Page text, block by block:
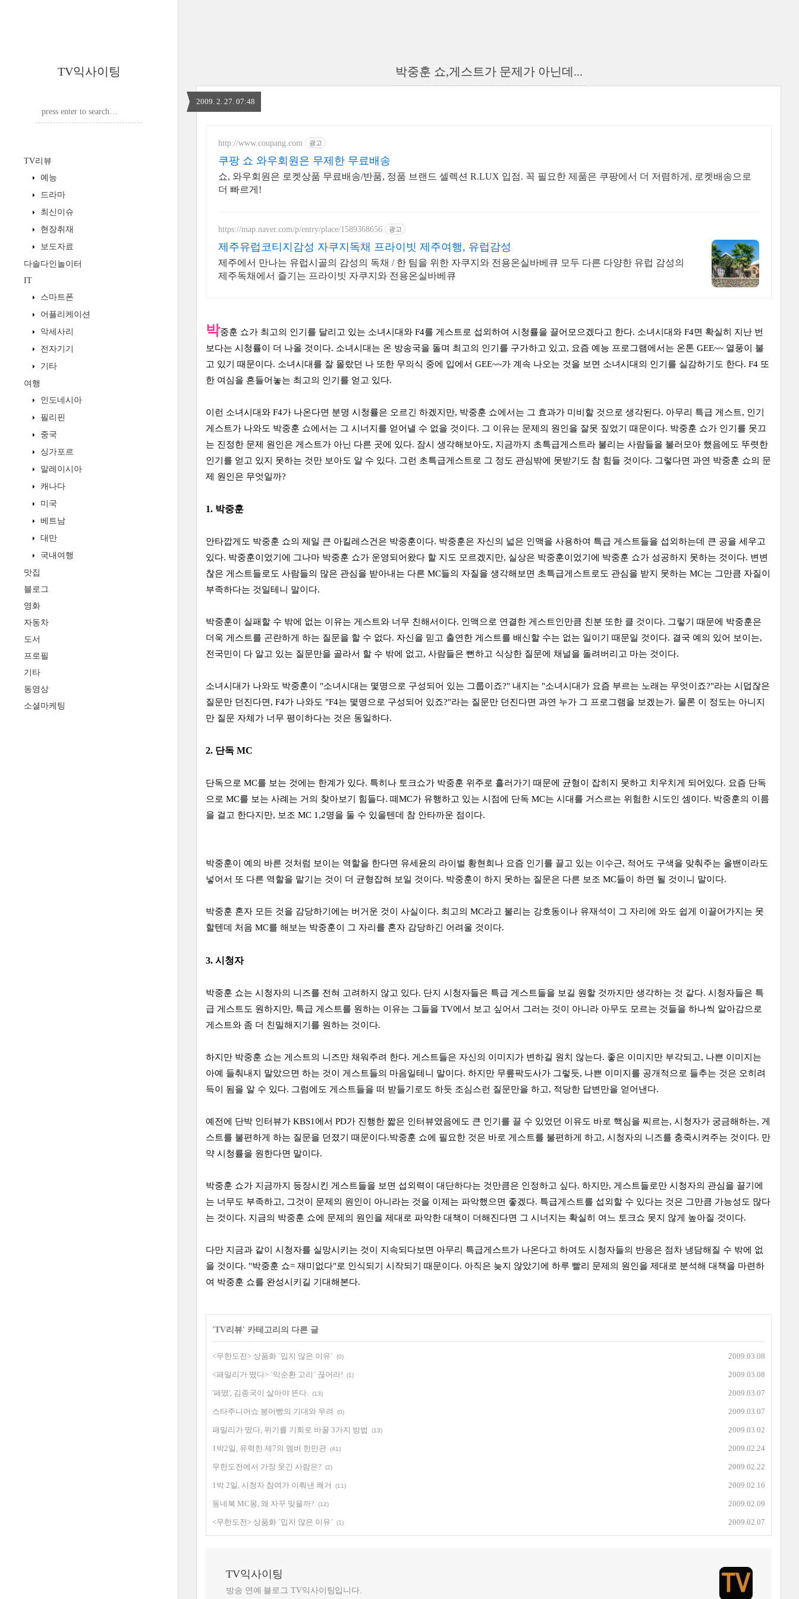
TV익사이팅
TV리뷰
예능
드라마
최신이슈
현장취재
보도자료
다솔다인놀이터
IT
스마트폰
어플리케이션
악세사리
전자기기
기타
여행
인도네시아
필리핀
중국
싱가포르
말레이시아
캐나다
미국
베트남
대만
국내여행
맛집
블로그
영화
자동차
도서
프로필
기타
동영상
소셜마케팅
박중훈 쇼,게스트가 문제가 아닌데...
2009. 2. 27. 07:48
http://www.coupang.com 광고
쿠팡 쇼 와우회원은 무제한 무료배송
쇼, 와우회원은 로켓상품 무료배송/반품, 정품 브랜드 셀렉션 R.LUX 입점. 꼭 필요한 제품은 쿠팡에서 더 저렴하게, 로켓배송으로
더 빠르게!
https://map.naver.com/p/entry/place/1589368656 광고
제주유럽코티지감성 자쿠지독채 프라이빗 제주여행, 유럽감성
제주에서 만나는 유럽시골의 감성의 독채 / 한 팀을 위한 자쿠지와 전용온실바베큐 모두 다른 다양한 유럽 감성의
제주독채에서 즐기는 프라이빗 자쿠지와 전용온실바베큐
박중훈 쇼가 최고의 인기를 달리고 있는 소녀시대와 F4를 게스트로 섭외하여 시청률을 끌어모으겠다고 한다. 소녀시대와 F4면 확실히 지난 번
보다는 시청률이 더 나올 것이다. 소녀시대는 온 방송국을 돌며 최고의 인기를 구가하고 있고, 요즘 예능 프로그램에서는 온톤 GEE~~ 열풍이 불
고 있기 때문이다. 소녀시대를 잘 몰랐던 나 또한 무의식 중에 입에서 GEE~~가 계속 나오는 것을 보면 소녀시대의 인기를 실감하기도 한다. F4 또
한 여심을 흔들어놓는 최고의 인기를 얻고 있다.
이런 소녀시대와 F4가 나온다면 분명 시청률은 오르긴 하겠지만, 박중훈 쇼에서는 그 효과가 미비할 것으로 생각된다. 아무리 특급 게스트, 인기
게스트가 나와도 박중훈 쇼에서는 그 시너지를 얻어낼 수 없을 것이다. 그 이유는 문제의 원인을 잘못 짚었기 때문이다. 박중훈 쇼가 인기를 못끄
는 진정한 문제 원인은 게스트가 아닌 다른 곳에 있다. 잠시 생각해보아도, 지금까지 초특급게스트라 불리는 사람들을 불러모아 했음에도 뚜렷한
인기를 얻고 있지 못하는 것만 보아도 알 수 있다. 그런 초특급게스트로 그 정도 관심밖에 못받기도 참 힘들 것이다. 그렇다면 과연 박중훈 쇼의 문
제 원인은 무엇일까?
1. 박중훈
안타깝게도 박중훈 쇼의 제일 큰 아킬레스건은 박중훈이다. 박중훈은 자신의 넓은 인맥을 사용하여 특급 게스트들을 섭외하는데 큰 공을 세우고
있다. 박중훈이었기에 그나마 박중훈 쇼가 운영되어왔다 할 지도 모르겠지만, 실상은 박중훈이었기에 박중훈 쇼가 성공하지 못하는 것이다. 변변
찮은 게스트들로도 사람들의 많은 관심을 받아내는 다른 MC들의 자질을 생각해보면 초특급게스트로도 관심을 받지 못하는 MC는 그만큼 자질이
부족하다는 것일테니 말이다.
박중훈이 실패할 수 밖에 없는 이유는 게스트와 너무 친해서이다. 인맥으로 연결한 게스트인만큼 친분 또한 클 것이다. 그렇기 때문에 박중훈은
더욱 게스트를 곤란하게 하는 질문을 할 수 없다. 자신을 믿고 출연한 게스트를 배신할 수는 없는 일이기 때문일 것이다. 결국 예의 있어 보이는,
전국민이 다 알고 있는 질문만을 골라서 할 수 밖에 없고, 사람들은 뻔하고 식상한 질문에 채널을 돌려버리고 마는 것이다.
소녀시대가 나와도 박중훈이 "소녀시대는 몇명으로 구성되어 있는 그룹이죠?" 내지는 "소녀시대가 요즘 부르는 노래는 무엇이죠?"라는 시덥잖은
질문만 던진다면, F4가 나와도 "F4는 몇명으로 구성되어 있죠?"라는 질문만 던진다면 과연 누가 그 프로그램을 보겠는가. 물론 이 정도는 아니지
만 질문 자체가 너무 평이하다는 것은 동일하다.
2. 단독 MC
단독으로 MC를 보는 것에는 한계가 있다. 특히나 토크쇼가 박중훈 위주로 흘러가기 때문에 균형이 잡히지 못하고 치우치게 되어있다. 요즘 단독
으로 MC를 보는 사례는 거의 찾아보기 힘들다. 떼MC가 유행하고 있는 시점에 단독 MC는 시대를 거스르는 위험한 시도인 셈이다. 박중훈의 이름
을 걸고 한다지만, 보조 MC 1,2명을 둘 수 있을텐데 참 안타까운 점이다.
박중훈이 예의 바른 것처럼 보이는 역할을 한다면 유세윤의 라이벌 황현희나 요즘 인기를 끌고 있는 이수근, 적어도 구색을 맞춰주는 올밴이라도
넣어서 또 다른 역할을 맡기는 것이 더 균형잡혀 보일 것이다. 박중훈이 하지 못하는 질문은 다른 보조 MC들이 하면 될 것이니 말이다.
박중훈 혼자 모든 것을 감당하기에는 버거운 것이 사실이다. 최고의 MC라고 불리는 강호동이나 유재석이 그 자리에 와도 쉽게 이끌어가지는 못
할텐데 처음 MC를 해보는 박중훈이 그 자리를 혼자 감당하긴 어려울 것이다.
3. 시청자
박중훈 쇼는 시청자의 니즈를 전혀 고려하지 않고 있다. 단지 시청자들은 특급 게스트들을 보길 원할 것까지만 생각하는 것 같다. 시청자들은 특
급 게스트도 원하지만, 특급 게스트를 원하는 이유는 그들을 TV에서 보고 싶어서 그러는 것이 아니라 아무도 모르는 것들을 하나씩 알아감으로
게스트와 좀 더 친밀해지기를 원하는 것이다.
하지만 박중훈 쇼는 게스트의 니즈만 채워주려 한다. 게스트들은 자신의 이미지가 변하길 원치 않는다. 좋은 이미지만 부각되고, 나쁜 이미지는
아예 들춰내지 말았으면 하는 것이 게스트들의 마음일테니 말이다. 하지만 무릎팍도사가 그렇듯, 나쁜 이미지를 공개적으로 들추는 것은 오히려
득이 됨을 알 수 있다. 그럼에도 게스트들을 떠 받들기로도 하듯 조심스런 질문만을 하고, 적당한 답변만을 얻어낸다.
예전에 단박 인터뷰가 KBS1에서 PD가 진행한 짧은 인터뷰였음에도 큰 인기를 끌 수 있었던 이유도 바로 핵심을 찌르는, 시청자가 궁금해하는, 게
스트를 불편하게 하는 질문을 던졌기 때문이다.박중훈 쇼에 필요한 것은 바로 게스트를 불편하게 하고, 시청자의 니즈를 충죽시켜주는 것이다. 만
약 시청률을 원한다면 말이다.
박중훈 쇼가 지금까지 등장시킨 게스트들을 보면 섭외력이 대단하다는 것만큼은 인정하고 싶다. 하지만, 게스트들로만 시청자의 관심을 끌기에
는 너무도 부족하고, 그것이 문제의 원인이 아니라는 것을 이제는 파악했으면 좋겠다. 특급게스트를 섭외할 수 있다는 것은 그만큼 가능성도 많다
는 것이다. 지금의 박중훈 쇼에 문제의 원인을 제대로 파악한 대책이 더해진다면 그 시너지는 확실히 여느 토크쇼 못지 않게 높아질 것이다.
다만 지금과 같이 시청자를 실망시키는 것이 지속되다보면 아무리 특급게스트가 나온다고 하여도 시청자들의 반응은 점차 냉담해질 수 밖에 없
을 것이다. "박중훈 쇼= 재미없다"로 인식되기 시작되기 때문이다. 아직은 늦지 않았기에 하루 빨리 문제의 원인을 제대로 분석해 대책을 마련하
여 박중훈 쇼를 완성시키길 기대해본다.
'TV리뷰' 카테고리의 다른 글
<무한도전> 상품화 ´밉지 않은 이유´ (0) 2009.03.08
<패밀리가 떴다> ´악순환 고리´ 끊어라! (1) 2009.03.08
'패떴', 김종국이 살아야 뜬다. (13) 2009.03.07
스타주니어쇼 붕어빵의 기대와 우려 (0) 2009.03.07
패밀리가 떴다, 위기를 기회로 바꿀 3가지 방법 (13) 2009.03.02
1박2일, 유력한 제7의 멤버 한민관 (41) 2009.02.24
무한도전에서 가장 웃긴 사람은? (2) 2009.02.22
1박 2일, 시청자 참여가 이뤄낸 쾌거 (11) 2009.02.16
동네북 MC몽, 왜 자꾸 맞을까? (12) 2009.02.09
<무한도전> 상품화 ´밉지 않은 이유´ (1) 2009.02.07
TV익사이팅
방송 연예 블로그 TV익사이팅입니다.